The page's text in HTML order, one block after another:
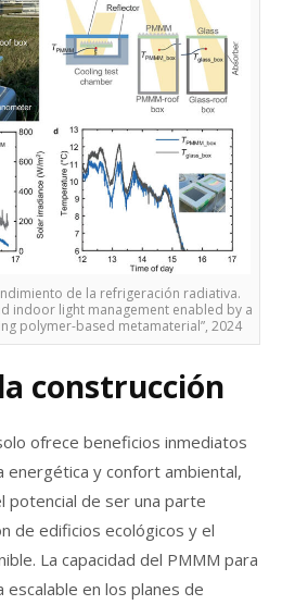
de la refrigeración radiativa.
indoor light management enabled by a
polymer-based metamaterial”, 2024
construcción
ofrece beneficios inmediatos
energética y confort ambiental,
potencial de ser una parte
de edificios ecológicos y el
La capacidad del PMMM para
en los planes de